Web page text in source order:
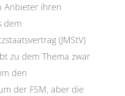
Anbieter ihren
dem
(JMStV)
zu dem Thema zwar
den
der FSM, aber die